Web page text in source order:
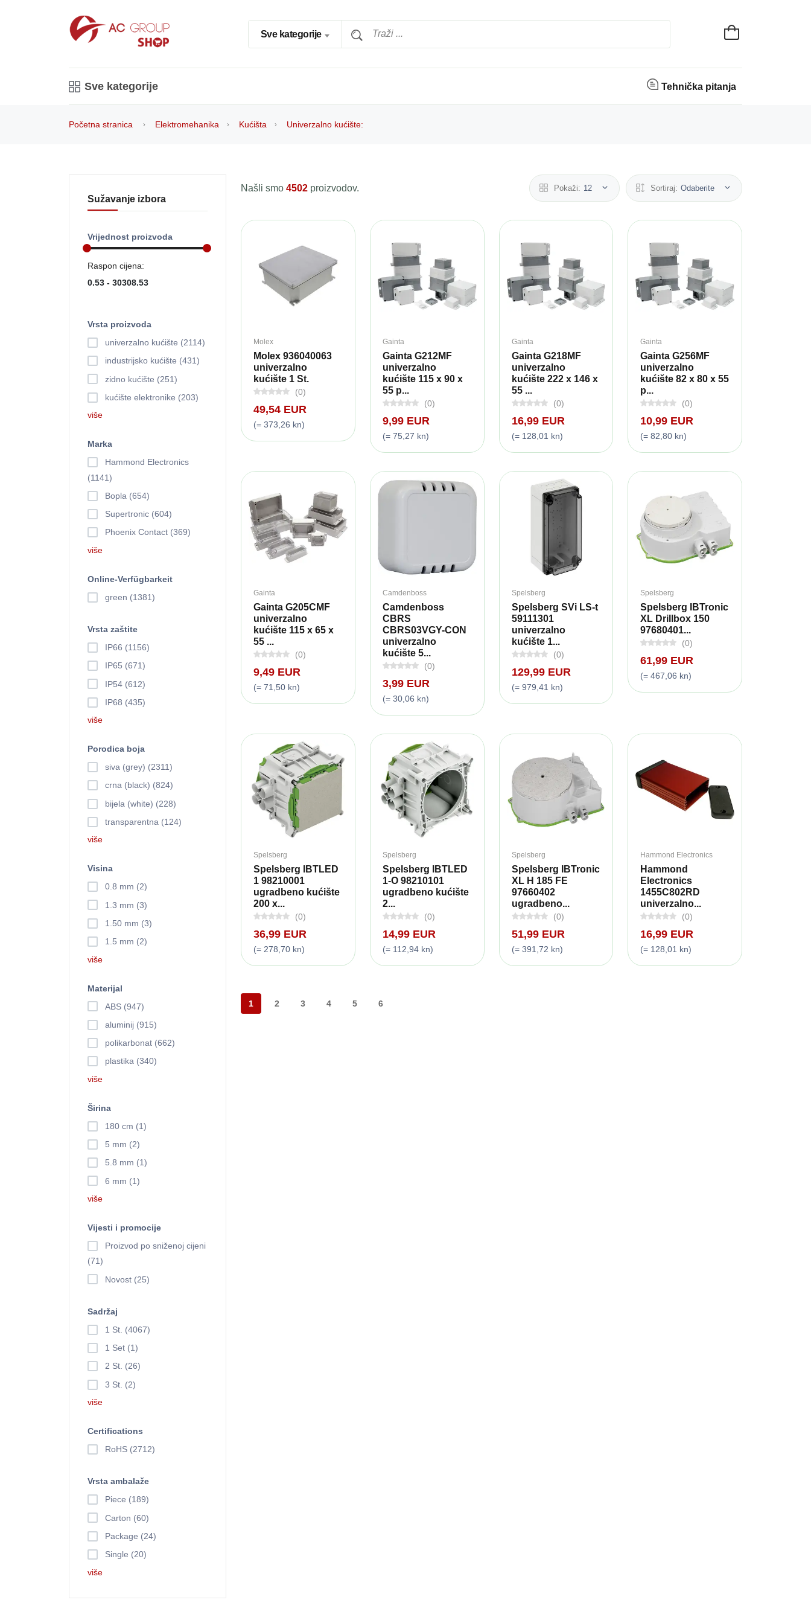
Sve kategorije
Sve kategorije Tehnička pitanja
Početna stranica Elektromehanika Kućišta Univerzalno kućište:
Našli smo 4502 proizvodov. Pokaži: 12 Sortiraj: Odaberite
Molex
Molex 936040063
univerzalno
kućište 1 St.
(0)
49,54 EUR
(= 373,26 kn)
Gainta
Gainta G212MF
univerzalno
kućište 115 x 90 x
55 p...
(0)
9,99 EUR
(= 75,27 kn)
Gainta
Gainta G218MF
univerzalno
kućište 222 x 146 x
55 ...
(0)
16,99 EUR
(= 128,01 kn)
Gainta
Gainta G256MF
univerzalno
kućište 82 x 80 x 55
p...
(0)
10,99 EUR
(= 82,80 kn)
Gainta
Gainta G205CMF
univerzalno
kućište 115 x 65 x
55 ...
(0)
9,49 EUR
(= 71,50 kn)
Camdenboss
Camdenboss
CBRS
CBRS03VGY-CON
univerzalno
kućište 5...
(0)
3,99 EUR
(= 30,06 kn)
Spelsberg
Spelsberg SVi LS-t
59111301
univerzalno
kućište 1...
(0)
129,99 EUR
(= 979,41 kn)
Spelsberg
Spelsberg IBTronic
XL Drillbox 150
97680401...
(0)
61,99 EUR
(= 467,06 kn)
Spelsberg
Spelsberg IBTLED
1 98210001
ugradbeno kućište
200 x...
(0)
36,99 EUR
(= 278,70 kn)
Spelsberg
Spelsberg IBTLED
1-O 98210101
ugradbeno kućište
2...
(0)
14,99 EUR
(= 112,94 kn)
Spelsberg
Spelsberg IBTronic
XL H 185 FE
97660402
ugradbeno...
(0)
51,99 EUR
(= 391,72 kn)
Hammond Electronics
Hammond
Electronics
1455C802RD
univerzalno...
(0)
16,99 EUR
(= 128,01 kn)
1 2 3 4 5 6
Sužavanje izbora
Vrijednost proizvoda
Raspon cijena:
Vrsta proizvoda
univerzalno kućište (2114)
industrijsko kućište (431)
zidno kućište (251)
kućište elektronike (203)
više
Marka
Hammond Electronics
(1141)
Bopla (654)
Supertronic (604)
Phoenix Contact (369)
više
Online-Verfügbarkeit
green (1381)
Vrsta zaštite
IP66 (1156)
IP65 (671)
IP54 (612)
IP68 (435)
više
Porodica boja
siva (grey) (2311)
crna (black) (824)
bijela (white) (228)
transparentna (124)
više
Visina
0.8 mm (2)
1.3 mm (3)
1.50 mm (3)
1.5 mm (2)
više
Materijal
ABS (947)
aluminij (915)
polikarbonat (662)
plastika (340)
više
Širina
180 cm (1)
5 mm (2)
5.8 mm (1)
6 mm (1)
više
Vijesti i promocije
Proizvod po sniženoj cijeni
(71)
Novost (25)
Sadržaj
1 St. (4067)
1 Set (1)
2 St. (26)
3 St. (2)
više
Certifications
RoHS (2712)
Vrsta ambalaže
Piece (189)
Carton (60)
Package (24)
Single (20)
više